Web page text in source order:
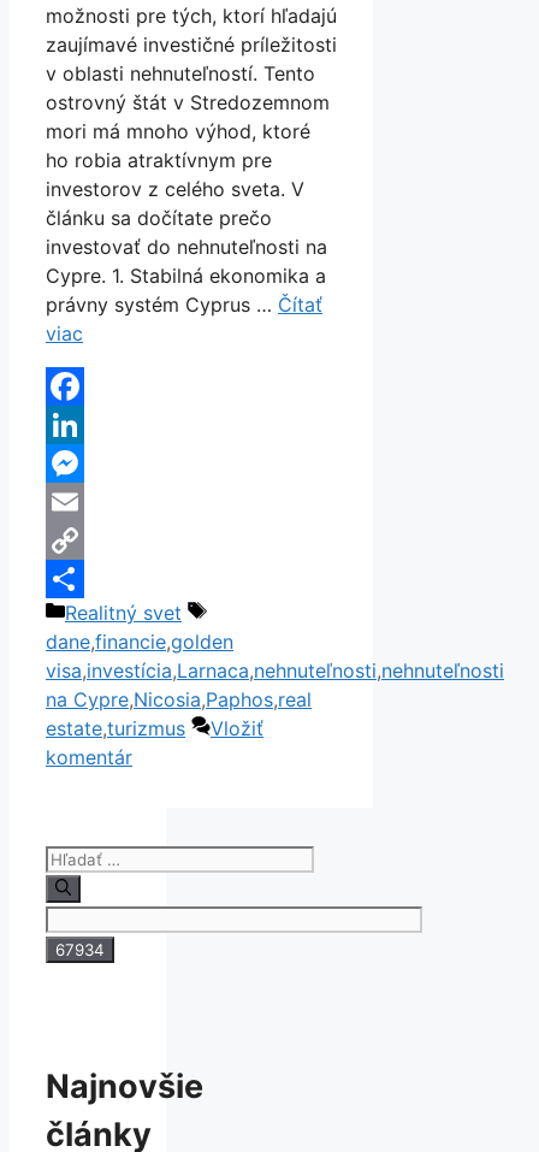
možnosti pre tých, ktorí hľadajú
zaujímavé investičné príležitosti
v oblasti nehnuteľností. Tento
ostrovný štát v Stredozemnom
mori má mnoho výhod, ktoré
ho robia atraktívnym pre
investorov z celého sveta. V
článku sa dočítate prečo
investovať do nehnuteľnosti na
Cypre. 1. Stabilná ekonomika a
právny systém Cyprus … Čítať
viac
Facebook
LinkedIn
Messenger
Email
Copy
Link
Share
Kategórie
Realitný svet
Značky
dane,financie,golden
visa,investícia,Larnaca,nehnuteľnosti,nehnuteľnosti
na Cypre,Nicosia,Paphos,real
estate,turizmus
Vložiť
komentár
Hľadať:
Najnovšie
články